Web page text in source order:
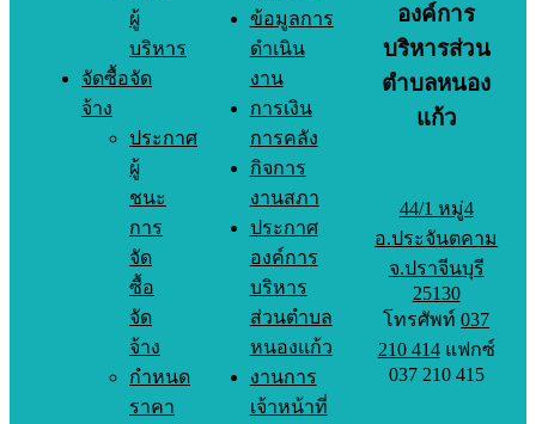
ผู้
บริหาร
จัดซื้อจัด
จ้าง
ประกาศ
ผู้
ชนะ
การ
จัด
ซื้อ
จัด
จ้าง
กำหนด
ราคา
ข้อมูลการ
ดำเนิน
งาน
การเงิน
การคลัง
กิจการ
งานสภา
ประกาศ
องค์การ
บริหาร
ส่วนตำบล
หนองแก้ว
งานการ
เจ้าหน้าที่
องค์การ
บริหารส่วน
ตำบลหนอง
แก้ว
44/1 หมู่4
อ.ประจันตคาม
จ.ปราจีนบุรี
25130
โทรศัพท์037
210 414แฟกซ์
037 210 415